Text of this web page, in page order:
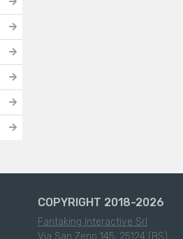
COPYRIGHT 2018-2026
Fantaking Interactive Srl